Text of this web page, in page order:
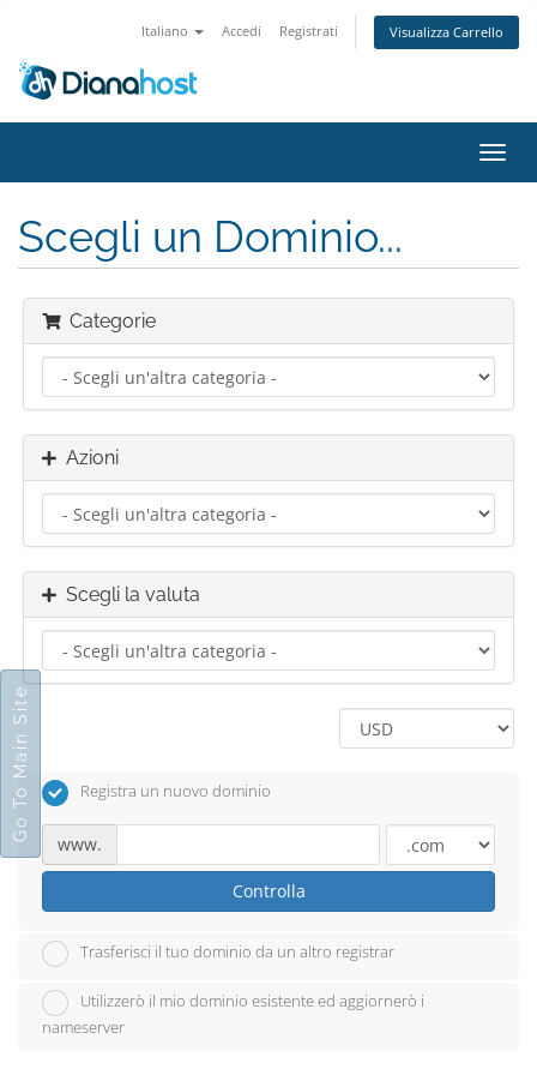
Italiano Accedi Registrati Visualizza Carrello
Attiva
Scegli un Dominio...
Categorie
Azioni
Scegli la valuta
Registra un nuovo dominio
www.
Controlla
Trasferisci il tuo dominio da un altro registrar
Utilizzerò il mio dominio esistente ed aggiornerò i
nameserver
Go To Main Site